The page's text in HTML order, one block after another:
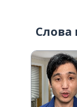
Слова